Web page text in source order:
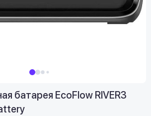
батарея EcoFlow RIVER3